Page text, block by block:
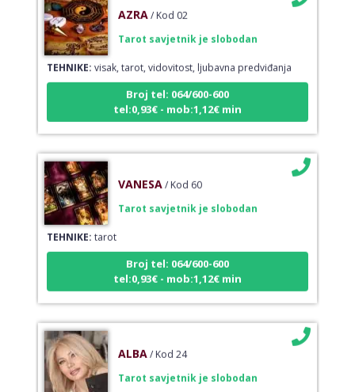
AZRA / Kod 02
Tarot savjetnik je slobodan
TEHNIKE:visak, tarot, vidovitost, ljubavna predviđanja
Broj tel: 064/600-600
tel:0,93€ - mob:1,12€ min
VANESA / Kod 60
Tarot savjetnik je slobodan
TEHNIKE:tarot
Broj tel: 064/600-600
tel:0,93€ - mob:1,12€ min
ALBA / Kod 24
Tarot savjetnik je slobodan